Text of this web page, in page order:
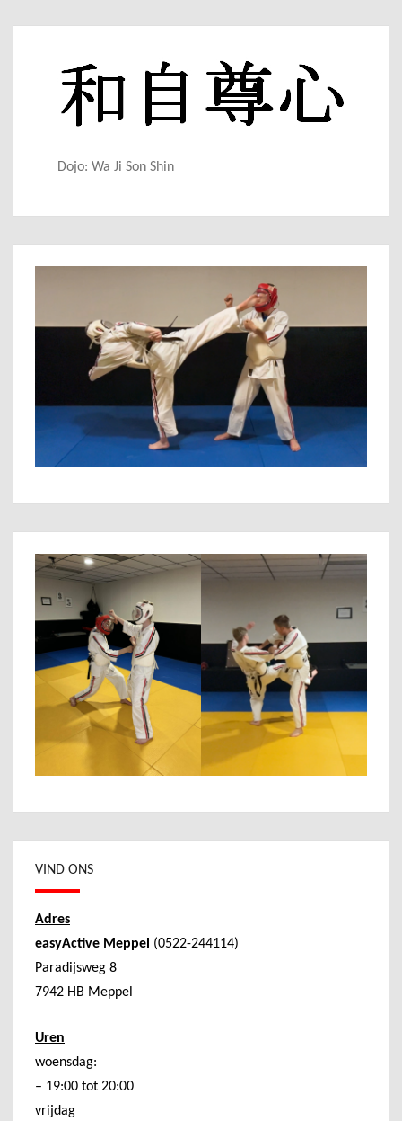
Dojo: Wa Ji Son Shin
VIND ONS
Adres
easyActive Meppel (0522-244114)
Paradijsweg 8
7942 HB Meppel
Uren
woensdag:
– 19:00 tot 20:00
vrijdag